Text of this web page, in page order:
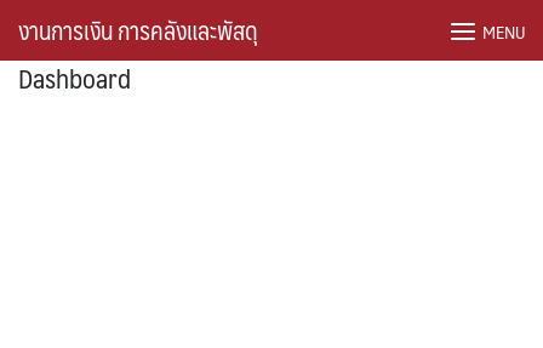
content
งานการเงิน การคลังและพัสดุ MENU
Dashboard